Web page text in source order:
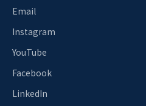
Email
Instagram
YouTube
Facebook
LinkedIn